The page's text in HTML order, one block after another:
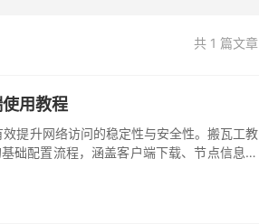
共 1 篇文章
用教程
提升网络访问的稳定性与安全性。搬瓦工教
础配置流程，涵盖客户端下载、节点信息填